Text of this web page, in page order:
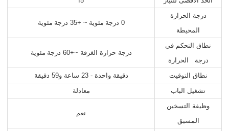
درجة الحرارة
المحيطة
0 درجة مئوية ~ +35 درجة مئوية
نطاق التحكم في
درجة الحرارة
درجة حرارة الغرفة ~+60 درجة مئوية
نطاق التوقيت
دقيقة واحدة - 23 ساعة و59 دقيقة
تشغيل الباب
معادلة
وظيفة التسخين
المسبق
نعم